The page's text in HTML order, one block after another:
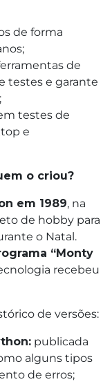
de forma
de
testes e garante
testes de
e
o criou?
em 1989, na
de hobby para
o Natal.
“Monty
recebeu
de versões:
publicada
alguns tipos
de erros;